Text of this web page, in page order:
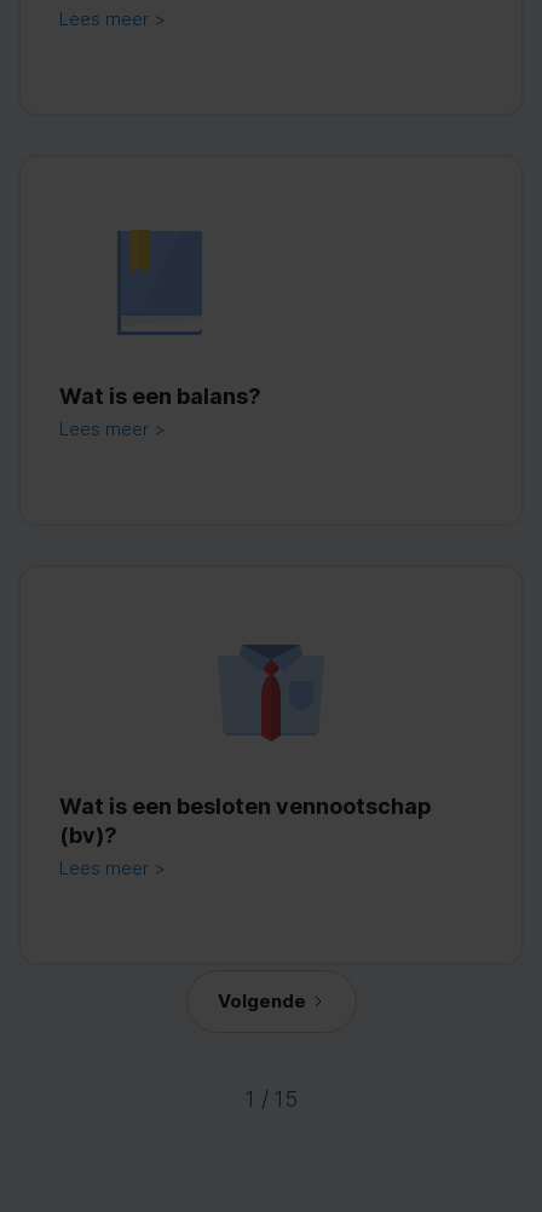
Lees meer >
Wat is een balans?
Lees meer >
Wat is een besloten vennootschap
(bv)?
Lees meer >
Volgende
1 / 15